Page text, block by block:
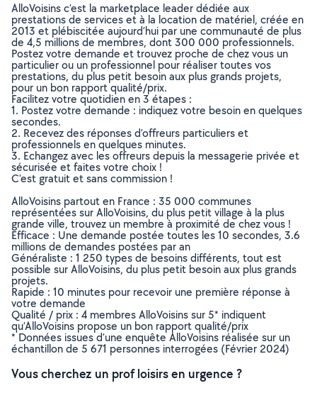
AlloVoisins c’est la marketplace leader dédiée aux
prestations de services et à la location de matériel, créée en
2013 et plébiscitée aujourd’hui par une communauté de plus
de 4,5 millions de membres, dont 300 000 professionnels.
Postez votre demande et trouvez proche de chez vous un
particulier ou un professionnel pour réaliser toutes vos
prestations, du plus petit besoin aux plus grands projets,
pour un bon rapport qualité/prix.
Facilitez votre quotidien en 3 étapes :
1. Postez votre demande : indiquez votre besoin en quelques
secondes.
2. Recevez des réponses d’offreurs particuliers et
professionnels en quelques minutes.
3. Echangez avec les offreurs depuis la messagerie privée et
sécurisée et faites votre choix !
C’est gratuit et sans commission !
AlloVoisins partout en France : 35 000 communes
représentées sur AlloVoisins, du plus petit village à la plus
grande ville, trouvez un membre à proximité de chez vous !
Efficace : Une demande postée toutes les 10 secondes, 3.6
millions de demandes postées par an
Généraliste : 1 250 types de besoins différents, tout est
possible sur AlloVoisins, du plus petit besoin aux plus grands
projets.
Rapide : 10 minutes pour recevoir une première réponse à
votre demande
Qualité / prix : 4 membres AlloVoisins sur 5* indiquent
qu’AlloVoisins propose un bon rapport qualité/prix
* Données issues d’une enquête AlloVoisins réalisée sur un
échantillon de 5 671 personnes interrogées (Février 2024)
Vous cherchez un prof loisirs en urgence ?